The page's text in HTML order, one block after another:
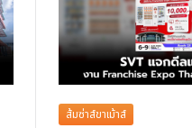
ส้มซ่าส์ขาเม้าส์